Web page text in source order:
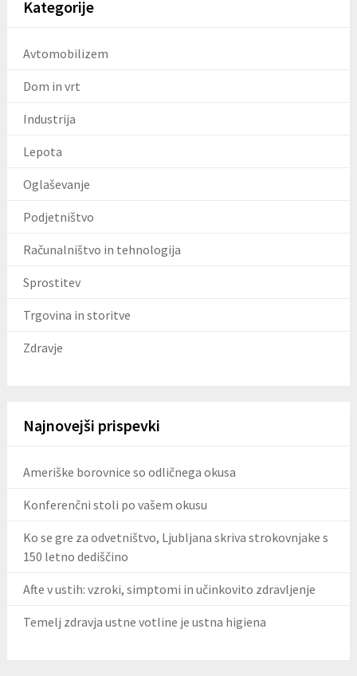
Kategorije
Avtomobilizem
Dom in vrt
Industrija
Lepota
Oglaševanje
Podjetništvo
Računalništvo in tehnologija
Sprostitev
Trgovina in storitve
Zdravje
Najnovejši prispevki
Ameriške borovnice so odličnega okusa
Konferenčni stoli po vašem okusu
Ko se gre za odvetništvo, Ljubljana skriva strokovnjake s
150 letno dediščino
Afte v ustih: vzroki, simptomi in učinkovito zdravljenje
Temelj zdravja ustne votline je ustna higiena